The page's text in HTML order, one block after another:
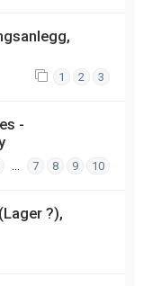
1 2 3
-
7 8 9 10
?),